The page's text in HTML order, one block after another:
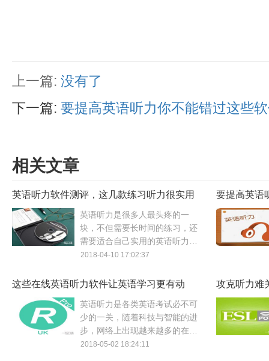
上一篇: 没有了
下一篇: 要提高英语听力你不能错过这些
相关文章
英语听力软件测评，这几款练习听力很实用
英语听力是很多人最头疼的一
块，不但需要长时间的练习，还
需要适合自己实用的英语听力软
件。为了帮大家找到有效果的英
力软件测评。
2018-04-10 17:02:37
要提高英语
这些在线英语听力软件让英语学习更有动
力！
英语听力是各类英语考试必不可
少的一关，随着科技与智能的进
步，网络上出现越来越多的在线
英语听力软件，让人难以抉择，
2018-05-02 18:24:11
攻克听力难
尝试！